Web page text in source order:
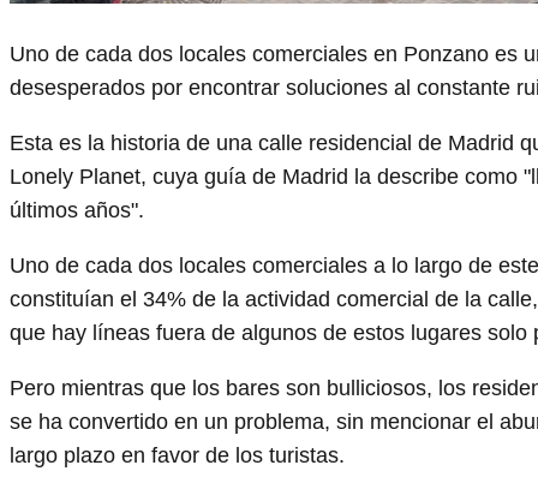
Uno de cada dos locales comerciales en Ponzano es
desesperados por encontrar soluciones al constante
Esta es la historia de una calle residencial de Madrid
Lonely Planet, cuya guía de Madrid la describe como
últimos años".
Uno de cada dos locales comerciales a lo largo de
constituían el 34% de la actividad comercial de la
que hay líneas fuera de algunos de estos lugares
Pero mientras que los bares son bulliciosos, los
se ha convertido en un problema, sin mencionar el
largo plazo en favor de los turistas.